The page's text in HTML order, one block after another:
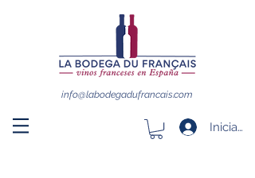
info@labodegadufrancais.com
Iniciar